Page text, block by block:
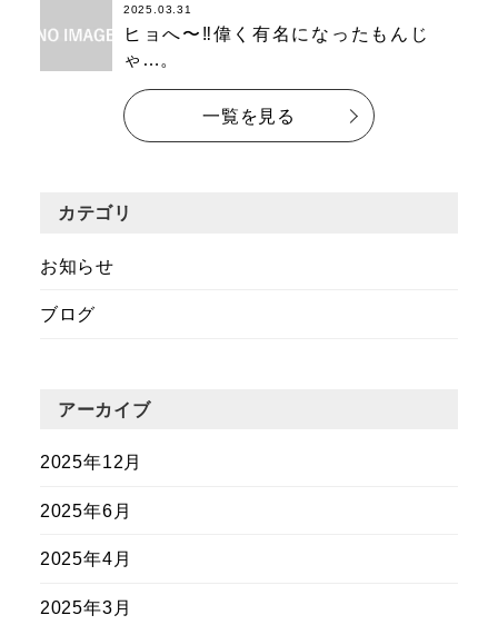
2025.03.31
ヒョへ〜‼️偉く有名になったもんじ
ゃ…。
一覧を見る
カテゴリ
お知らせ
ブログ
アーカイブ
2025年12月
2025年6月
2025年4月
2025年3月